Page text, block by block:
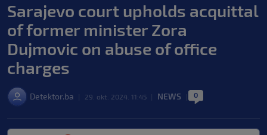
Sarajevo court upholds acquittal
of former minister Zora
Dujmovic on abuse of office
charges
Detektor.ba 29. okt. 2024. 11:45 NEWS 0